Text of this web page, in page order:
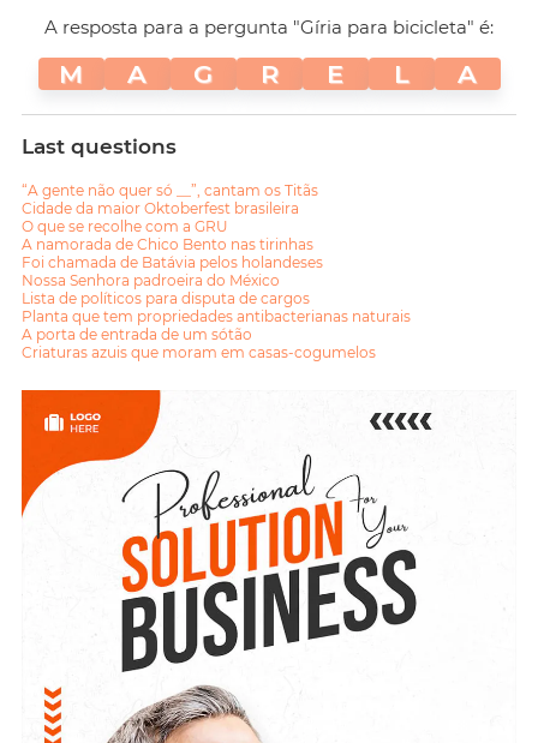
A resposta para a pergunta "Gíria para bicicleta" é:
M A G R E L A
Last questions
“A gente não quer só __”, cantam os Titãs
Cidade da maior Oktoberfest brasileira
O que se recolhe com a GRU
A namorada de Chico Bento nas tirinhas
Foi chamada de Batávia pelos holandeses
Nossa Senhora padroeira do México
Lista de políticos para disputa de cargos
Planta que tem propriedades antibacterianas naturais
A porta de entrada de um sótão
Criaturas azuis que moram em casas-cogumelos